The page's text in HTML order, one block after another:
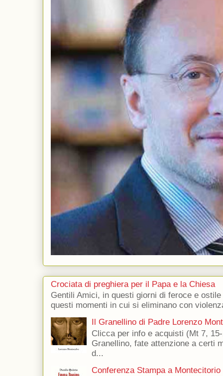
Crociata di preghiera per il Papa e la Chiesa
Gentili Amici, in questi giorni di feroce e
questi momenti in cui si eliminano con
Il Granellino di Padre Lorenzo
Clicca per info e acquisti (Mt 7,
Granellino, fate attenzione a certi
d...
Conferenza Stampa a Montecitorio